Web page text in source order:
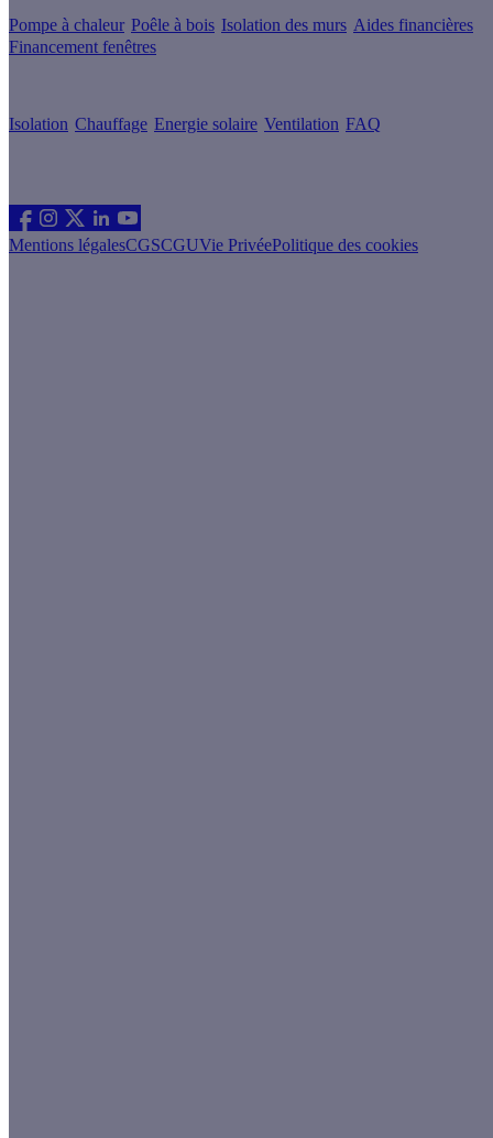
Pompe à chaleur Poêle à bois Isolation des murs Aides financières
Financement fenêtres
Isolation Chauffage Energie solaire Ventilation FAQ
Mentions légalesCGSCGUVie PrivéePolitique des cookies